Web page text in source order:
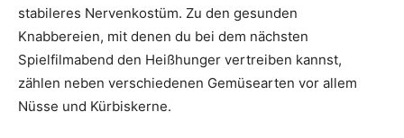
stabileres Nervenkostüm. Zu den gesunden
Knabbereien, mit denen du bei dem nächsten
Spielfilmabend den Heißhunger vertreiben kannst,
zählen neben verschiedenen Gemüsearten vor allem
Nüsse und Kürbiskerne.